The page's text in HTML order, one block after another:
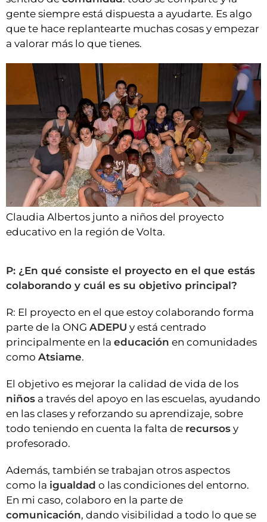
gente siempre está dispuesta a ayudarte. Es algo
que te hace replantearte muchas cosas y empezar
a valorar más lo que tienes.
Claudia Albertos junto a niños del proyecto
educativo en la región de Volta.
P: ¿En qué consiste el proyecto en el que estás
colaborando y cuál es su objetivo principal?
R: El proyecto en el que estoy colaborando forma
parte de la ONG ADEPU y está centrado
principalmente en la educación en comunidades
como Atsiame.
El objetivo es mejorar la calidad de vida de los
niños a través del apoyo en las escuelas, ayudando
en las clases y reforzando su aprendizaje, sobre
todo teniendo en cuenta la falta de recursos y
profesorado.
Además, también se trabajan otros aspectos
como la igualdad o las condiciones del entorno.
En mi caso, colaboro en la parte de
comunicación, dando visibilidad a todo lo que se